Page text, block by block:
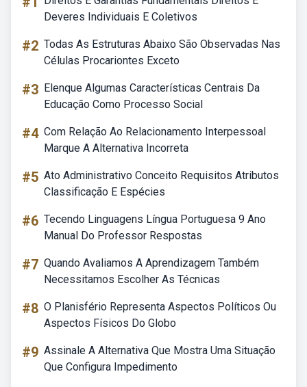
Deveres Individuais E Coletivos
#2 Todas As Estruturas Abaixo São Observadas Nas
Células Procariontes Exceto
#3 Elenque Algumas Características Centrais Da
Educação Como Processo Social
#4 Com Relação Ao Relacionamento Interpessoal
Marque A Alternativa Incorreta
#5 Ato Administrativo Conceito Requisitos Atributos
Classificação E Espécies
#6 Tecendo Linguagens Língua Portuguesa 9 Ano
Manual Do Professor Respostas
#7 Quando Avaliamos A Aprendizagem Também
Necessitamos Escolher As Técnicas
#8 O Planisfério Representa Aspectos Políticos Ou
Aspectos Físicos Do Globo
#9 Assinale A Alternativa Que Mostra Uma Situação
Que Configura Impedimento